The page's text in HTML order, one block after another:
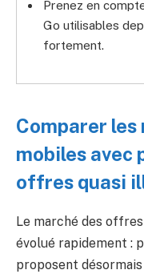
Prenez en
Go utilisables
fortement.
Comparer
mobiles avec
offres quasi
Le marché des
évolué rapidement :
proposent